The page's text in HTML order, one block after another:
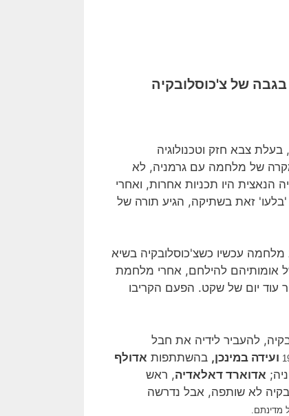
, בעלת צבא חזק וטכנולוגיה
של מלחמה עם גרמניה, לא
הנאצית היו תכניות אחרות, ואחרי
זאת בשתיקה, הגיע תורה של
עכשיו כשצ'כוסלובקיה בשיא
של אומותיהם להילחם, אחרי מלחמת
עוד יום של שקט. הפעם הקריבו
להעביר לידיה את חבל
ועידה במינכן, בהשתתפות אדולף
אדוארד דאלאדיה, ראש
לא שותפה, אבל נדרשה
מדינתם.